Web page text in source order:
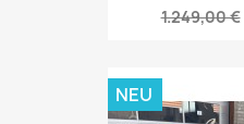
1.249,00 €
NEU